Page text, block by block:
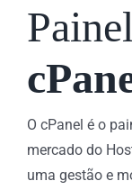
O cPanel é o
mercado do
uma gestão e